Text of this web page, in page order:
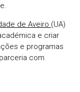
de Aveiro (UA)
e criar
e programas
com